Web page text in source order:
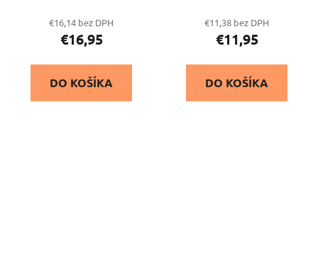
€16,14 bez DPH
€16,95
DO KOŠÍKA
€11,38 bez DPH
€11,95
DO KOŠÍKA